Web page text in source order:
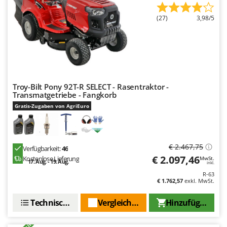
Omas
Ompagrill
Ooni
Oriental Koshin
Outdoorchef
P
Palazzetti
Palumbo Pavi
Partisani
Philips
(27) 3,98/5
Troy-Bilt Pony 92T-R SELECT - Rasentraktor -
Transmatgetriebe - Fangkorb
Gratis-Zugaben von AgriEuro
Verfügbarkeit:46
Kostenlose Lieferung
17. Aug. - 19. Aug.
€ 2.467,75
€ 2.097,46MwSt.
inkl.
R-63
€ 1.762,57 exkl. MwSt.
Hinzufügen
Vergleichen Sie
Technische Daten